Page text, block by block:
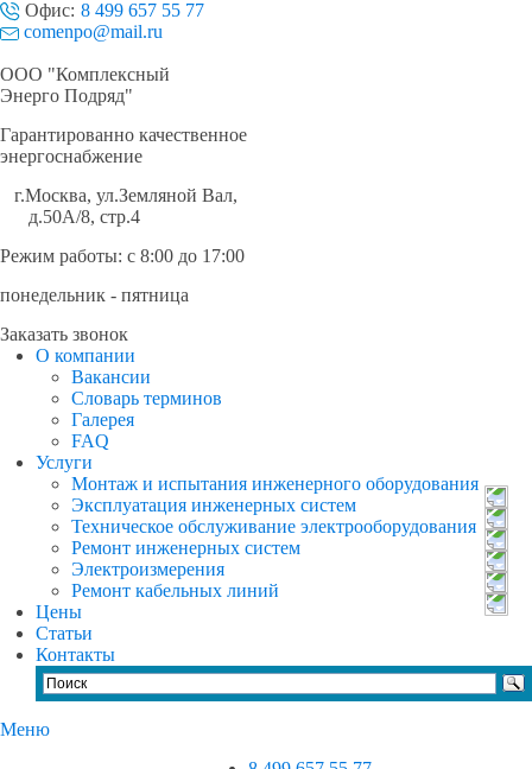
Офис: 8 499 657 55 77
comenpo@mail.ru
ООО "Комплексный
Энерго Подряд"
Гарантированно качественное
энергоснабжение
г.Москва, ул.Земляной Вал,
д.50А/8, стр.4
Режим работы: с 8:00 до 17:00
понедельник - пятница
Заказать звонок
О компании
Вакансии
Словарь терминов
Галерея
FAQ
Услуги
Монтаж и испытания инженерного оборудования
Эксплуатация инженерных систем
Техническое обслуживание электрооборудования
Ремонт инженерных систем
Электроизмерения
Ремонт кабельных линий
Цены
Статьи
Контакты
Меню